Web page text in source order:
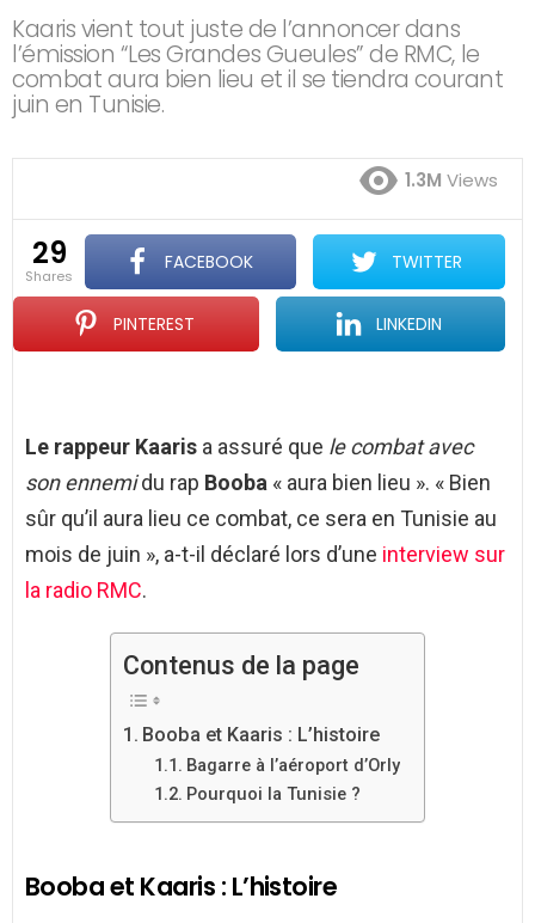
Kaaris vient tout juste de l’annoncer dans
l’émission “Les Grandes Gueules” de RMC, le
combat aura bien lieu et il se tiendra courant
juin en Tunisie.
1.3M Views
29
shares
FACEBOOK TWITTER
PINTEREST LINKEDIN
Le rappeur Kaaris a assuré que le combat avec
son ennemidu rap Booba « aura bien lieu ». « Bien
sûr qu’il aura lieu ce combat, ce sera en Tunisie au
mois de juin », a-t-il déclaré lors d’une interview sur
la radio RMC.
Contenus de la page
Booba et Kaaris : L’histoire
Bagarre à l’aéroport d’Orly
Pourquoi la Tunisie ?
Booba et Kaaris : L’histoire